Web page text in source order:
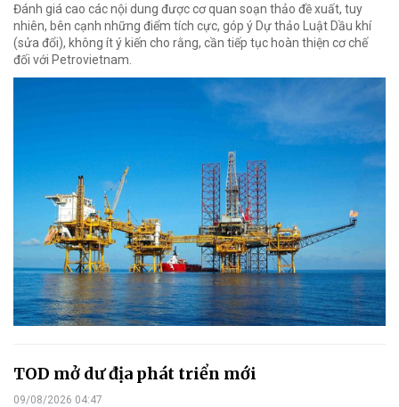
Đánh giá cao các nội dung được cơ quan soạn thảo đề xuất, tuy
nhiên, bên cạnh những điểm tích cực, góp ý Dự thảo Luật Dầu khí
(sửa đổi), không ít ý kiến cho rằng, cần tiếp tục hoàn thiện cơ chế
đối với Petrovietnam.
TOD mở dư địa phát triển mới
09/08/2026 04:47